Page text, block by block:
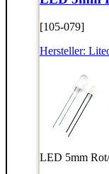
[105-079]
Hersteller:
LED 5mm